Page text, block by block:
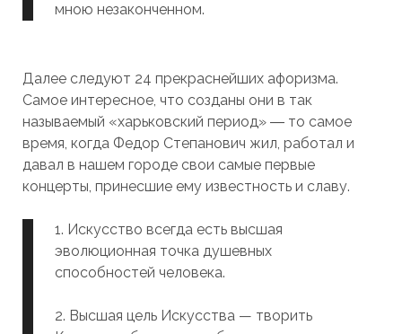
мною незаконченном.
Далее следуют 24 прекраснейших афоризма.
Самое интересное, что созданы они в так
называемый «харьковский период» ― то самое
время, когда Федор Степанович жил, работал и
давал в нашем городе свои самые первые
концерты, принесшие ему известность и славу.
1. Искусство всегда есть высшая
эволюционная точка душевных
способностей человека.
2. Высшая цель Искусства — творить